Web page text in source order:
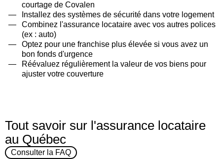
courtage de Covalen
Installez des systèmes de sécurité dans votre logement
Combinez l'assurance locataire avec vos autres polices
(ex : auto)
Optez pour une franchise plus élevée si vous avez un
bon fonds d'urgence
Réévaluez régulièrement la valeur de vos biens pour
ajuster votre couverture
Tout savoir sur l'assurance locataire
au Québec
Consulter la FAQ